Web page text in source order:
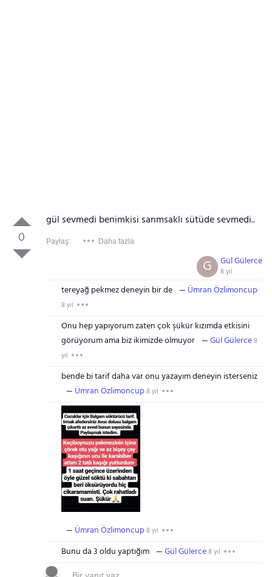
0
gül sevmedi benimkisi sarımsaklı sütüde sevmedi..
Paylaş: Daha fazla
Gül Gülerce
8 yıl
G
tereyağ pekmez deneyin bir de Ümran Özlimoncup
8 yıl
Onu hep yapıyorum zaten çok şükür kızımda etkisini
görüyorum ama biz ikimizde olmuyor
Gül Gülerce8
yıl
bende bi tarif daha var onu yazayım deneyin isterseniz
Ümran Özlimoncup8 yıl
Ümran Özlimoncup8 yıl
Bunu da 3 oldu yaptığım Gül Gülerce8 yıl